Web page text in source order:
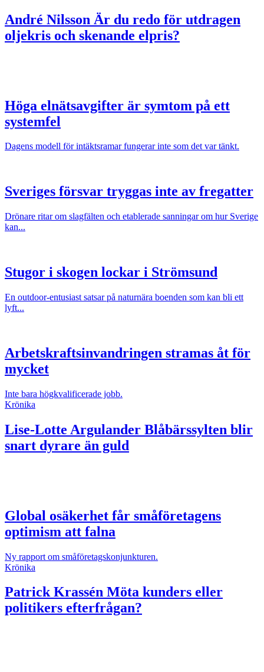
André Nilsson Är du redo för utdragen
oljekris och skenande elpris?
Höga elnätsavgifter är symtom på ett
systemfel
Dagens modell för intäktsramar fungerar inte som det var tänkt.
Sveriges försvar tryggas inte av fregatter
Drönare ritar om slagfälten och etablerade sanningar om hur Sverige
kan...
Stugor i skogen lockar i Strömsund
En outdoor-entusiast satsar på naturnära boenden som kan bli ett
lyft...
Arbetskraftsinvandringen stramas åt för
mycket
Inte bara högkvalificerade jobb.
Krönika
Lise-Lotte Argulander Blåbärssylten blir
snart dyrare än guld
Global osäkerhet får småföretagens
optimism att falna
Ny rapport om småföretagskonjunkturen.
Krönika
Patrick Krassén Möta kunders eller
politikers efterfrågan?